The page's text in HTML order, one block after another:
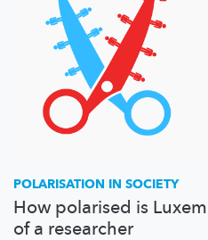
POLARISATION IN SOCIETY
How polarised is
of a researcher